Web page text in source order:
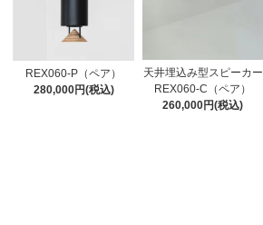
REX060-P（ペア）
280,000円(税込)
天井埋込み型スピーカー
REX060-C（ペア）
260,000円(税込)